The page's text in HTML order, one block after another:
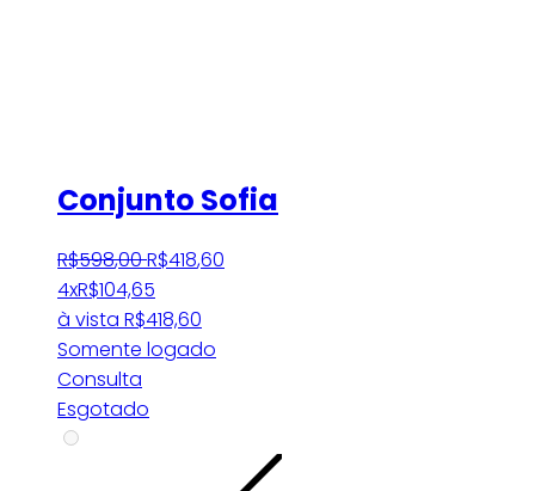
Conjunto Sofia
R$598,00R$418,60
4xR$104,65
à vista R$418,60
Somente logado
Consulta
Esgotado